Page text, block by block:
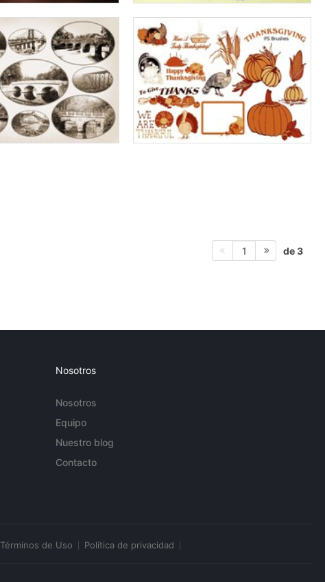
1 de 3
Nosotros
Nosotros
Equipo
Nuestro blog
Contacto
Términos de Uso Política de privacidad